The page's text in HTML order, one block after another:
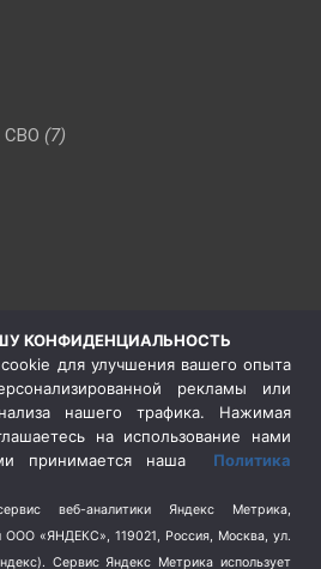
СВО (7)
(404)
КОНФИДЕНЦИАЛЬНОСТЬ
для улучшения вашего опыта
рекламы или
нашего трафика. Нажимая
на использование нами
принимается наша Политика
веб-аналитики Яндекс Метрика,
ООО «ЯНДЕКС», 119021, Россия, Москва, ул.
Сервис Яндекс Метрика использует